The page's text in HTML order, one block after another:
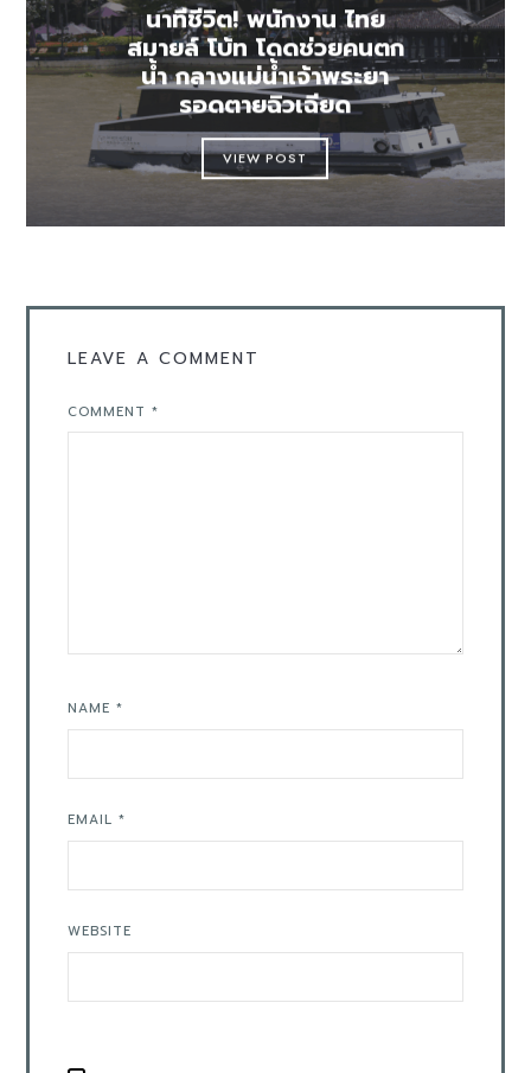
นาทีชีวิต! พนักงาน ไทย
สมายล์ โบ้ท โดดช่วยคนตก
น้ำ กลางแม่น้ำเจ้าพระยา
รอดตายฉิวเฉียด
VIEW POST
LEAVE A COMMENT
COMMENT*
NAME*
EMAIL*
WEBSITE